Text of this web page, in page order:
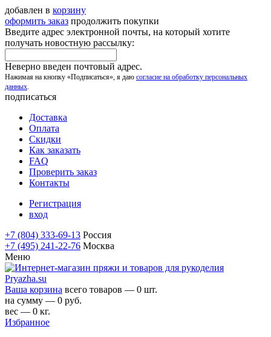
добавлен в корзину
оформить заказ продолжить покупки
Введите адрес электронной почты, на который хотите
получать новостную рассылку:
Неверно введен почтовый адрес.
Нажимая на кнопку «Подписаться», я даю согласие на обработку персональных
данных.
подписаться
Доставка
Оплата
Скидки
Как заказать
FAQ
Проверить заказ
Контакты
Регистрация
вход
+7 (804) 333-69-13 Россия
+7 (495) 241-22-76 Москва
Меню
Ваша корзина всего товаров — 0 шт.
на сумму — 0 руб.
вес — 0 кг.
Избранное